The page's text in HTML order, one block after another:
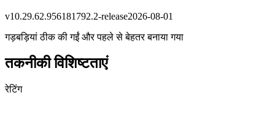
v10.29.62.956181792.2-release2026-08-01
गड़बड़ियां ठीक की गईं और पहले से बेहतर बनाया गया
तकनीकी विशिष्टताएं
रेटिंग